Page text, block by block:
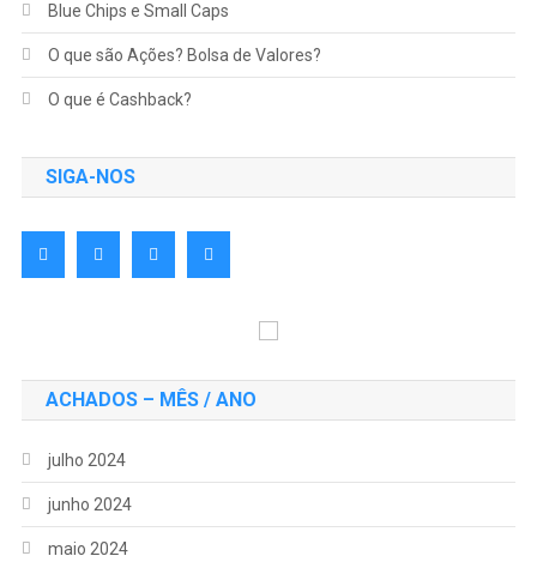
Blue Chips e Small Caps
O que são Ações? Bolsa de Valores?
O que é Cashback?
SIGA-NOS
ACHADOS – MÊS / ANO
julho 2024
junho 2024
maio 2024